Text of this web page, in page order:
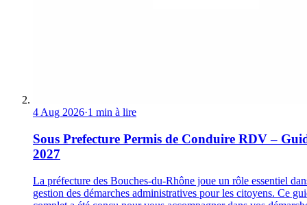
4 Aug 2026·1 min à lire
Sous Prefecture Permis de Conduire RDV –
2027
La préfecture des Bouches-du-Rhône joue un rôle essentiel
gestion des démarches administratives pour les citoyens. Ce